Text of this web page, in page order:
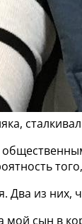
Два из них,
мой сын в